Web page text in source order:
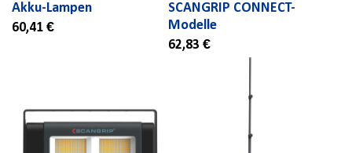
Akku-Lampen
60,41 €
SCANGRIP CONNECT-
Modelle
62,83 €